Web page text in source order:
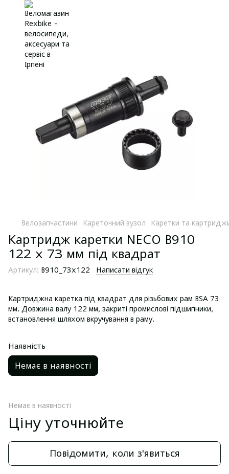
Велозапчастини Кареточний вузол Каретки та
Картридж каретки NECO B910
122 х 73 мм під квадрат
Артикул: B910_73x122 Написати відгук
Картриджна каретка під квадрат для різьбових рам BSA 73
мм. Довжина валу 122 мм, закриті промислові підшипники,
встановлення шляхом вкручування в раму.
Наявність
Немає в наявності
Немає в наявності
Ціну уточнюйте
Повідомити, коли з'явиться